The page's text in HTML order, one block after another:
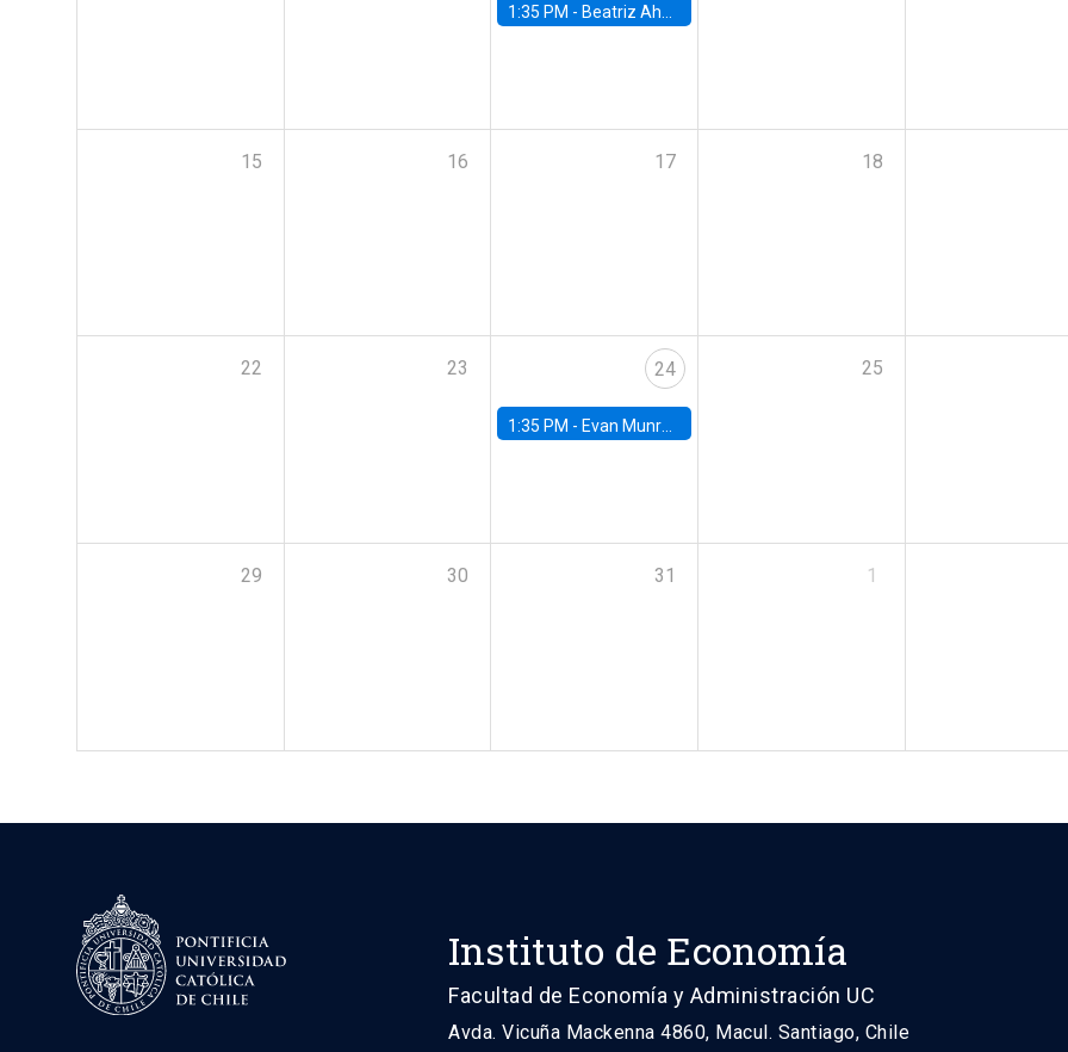
1:35 PM - Beatriz Ahumada, PhD candidate, Universidad de Pittsburgh
15 16 17 18
22 23 24
1:35 PM - Evan Munro, Neyman Visiting Assistant Professor in the Department of Statistics at UC Berkeley
25
29 30 31 1
Instituto de Economía
Facultad de Economía y Administración UC
Avda. Vicuña Mackenna 4860, Macul. Santiago, Chile